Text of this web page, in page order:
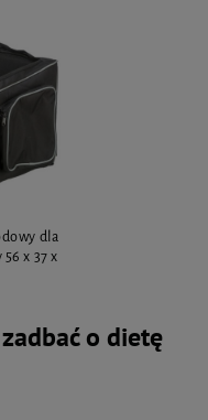
dla
x 37 x
o dietę